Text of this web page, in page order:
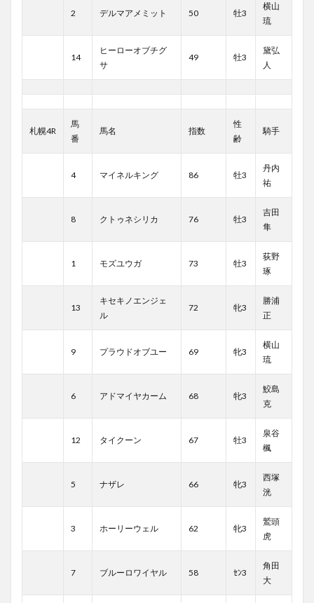
2 デルマアメミット 50 牡3
横山
琉
14
ヒーローオブチグ
サ
49 牡3
黛弘
人
札幌4R
馬
番
馬名 指数
性
齢
騎手
4 マイネルキング 86 牡3
丹内
祐
8 クトゥネシリカ 76 牡3
吉田
隼
1 モズユウガ 73 牡3
荻野
琢
13
キセキノエンジェ
ル
72 牝3
勝浦
正
9 プラウドオブユー 69 牝3
横山
琉
6 アドマイヤカーム 68 牝3
鮫島
克
12 タイクーン 67 牡3
泉谷
楓
5 ナザレ 66 牝3
西塚
洸
3 ホーリーウェル 62 牝3
鷲頭
虎
7 ブルーロワイヤル 58 ｾﾝ3
角田
大